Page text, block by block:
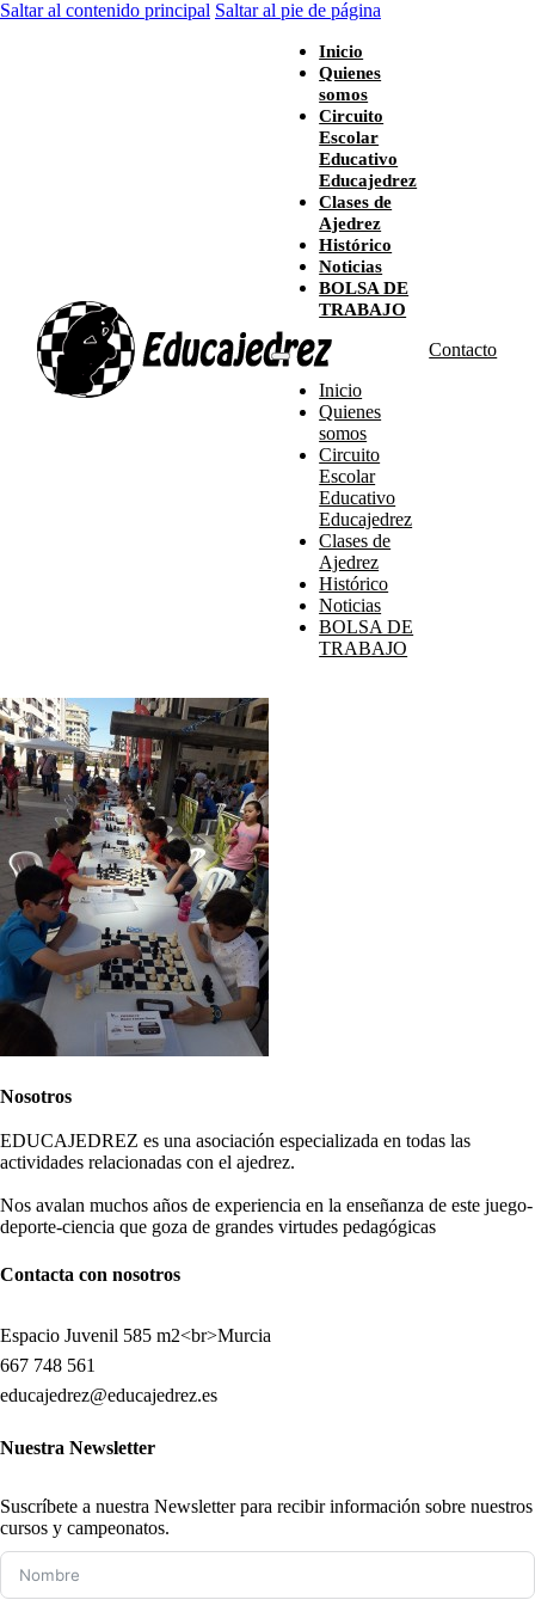
Saltar al contenido principal Saltar al pie de página
Inicio
Quienes
somos
Circuito
Escolar
Educativo
Educajedrez
Clases de
Ajedrez
Histórico
Noticias
BOLSA DE
TRABAJO
Inicio
Quienes
somos
Circuito
Escolar
Educativo
Educajedrez
Clases de
Ajedrez
Histórico
Noticias
BOLSA DE
TRABAJO
Contacto
Nosotros
EDUCAJEDREZ es una asociación especializada en todas las
actividades relacionadas con el ajedrez.
Nos avalan muchos años de experiencia en la enseñanza de este juego-
deporte-ciencia que goza de grandes virtudes pedagógicas
Contacta con nosotros
Espacio Juvenil 585 m2<br>Murcia
667 748 561
educajedrez@educajedrez.es
Nuestra Newsletter
Suscríbete a nuestra Newsletter para recibir información sobre nuestros
cursos y campeonatos.